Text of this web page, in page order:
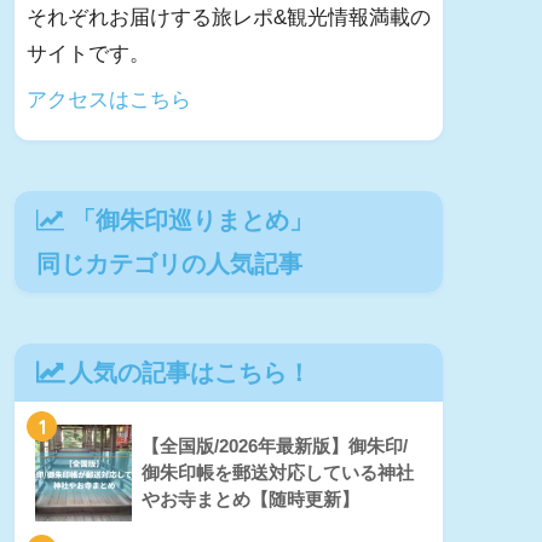
それぞれお届けする旅レポ&観光情報満載の
サイトです。
アクセスはこちら
「御朱印巡りまとめ 」
同じカテゴリの人気記事
人気の記事はこちら！
1
【全国版/2026年最新版】御朱印/
御朱印帳を郵送対応している神社
やお寺まとめ【随時更新】